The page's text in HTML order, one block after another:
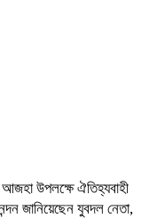
উপলক্ষে ঐতিহ্যবাহী
জানিয়েছেন যুবদল নেতা,